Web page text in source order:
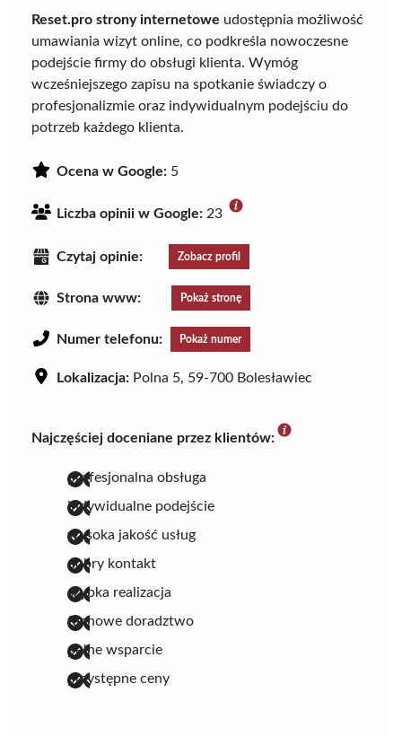
Reset.pro strony internetowe udostępnia możliwość
umawiania wizyt online, co podkreśla nowoczesne
podejście firmy do obsługi klienta. Wymóg
wcześniejszego zapisu na spotkanie świadczy o
profesjonalizmie oraz indywidualnym podejściu do
potrzeb każdego klienta.
Ocena w Google: 5
Liczba opinii w Google: 23
Czytaj opinie: Zobacz profil
Strona www: Pokaż stronę
Numer telefonu: Pokaż numer
Lokalizacja: Polna 5, 59-700 Bolesławiec
Najczęściej doceniane przez klientów:
profesjonalna obsługa
indywidualne podejście
wysoka jakość usług
dobry kontakt
szybka realizacja
fachowe doradztwo
pełne wsparcie
przystępne ceny